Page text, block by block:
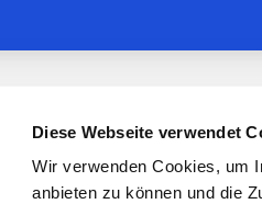
Diese Webseite verwendet
Wir verwenden Cookies, um
anbieten zu können und die